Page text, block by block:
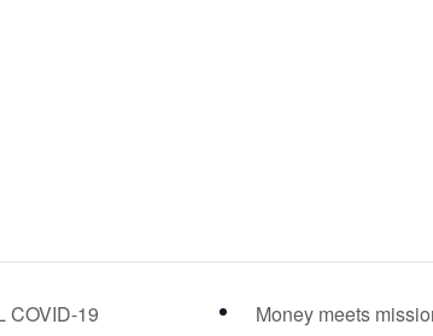
COVID-19 Money meets